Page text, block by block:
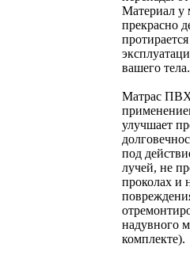
Материал у
прекрасно
вашего тела.
Матрас ПВХ
улучшает
под
лучей, не
проколах и
надувного
комплекте).